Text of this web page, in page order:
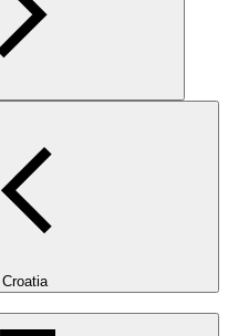
Croatia